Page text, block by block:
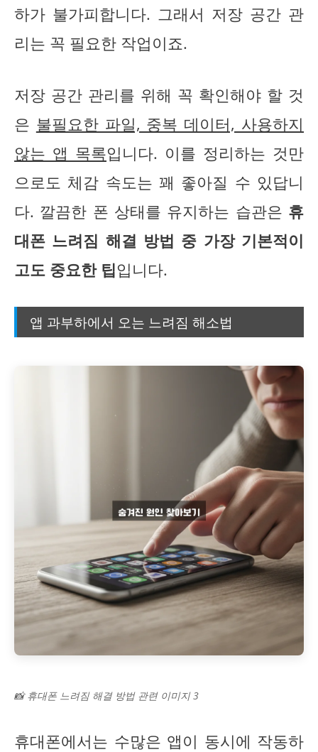
하가 불가피합니다. 그래서 저장 공간 관
리는 꼭 필요한 작업이죠.
저장 공간 관리를 위해 꼭 확인해야 할 것
은 불필요한 파일, 중복 데이터, 사용하지
않는 앱 목록입니다. 이를 정리하는 것만
으로도 체감 속도는 꽤 좋아질 수 있답니
다. 깔끔한 폰 상태를 유지하는 습관은 휴
대폰 느려짐 해결 방법 중 가장 기본적이
고도 중요한 팁입니다.
앱 과부하에서 오는 느려짐 해소법
📸 휴대폰 느려짐 해결 방법 관련 이미지 3
휴대폰에서는 수많은 앱이 동시에 작동하